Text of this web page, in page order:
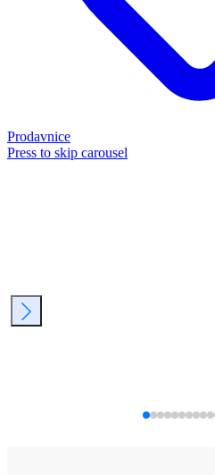
Prodavnice
Press to skip carousel